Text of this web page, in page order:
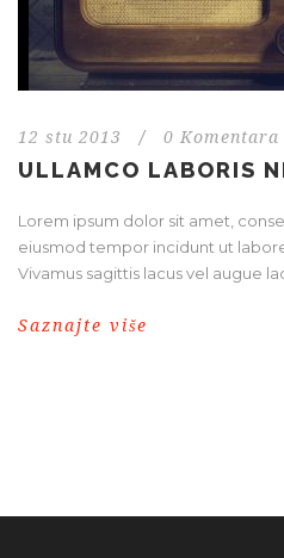
12 stu 2013 / 0 Komentara
ULLAMCO LABORIS
Lorem ipsum dolor sit amet,
eiusmod tempor incidunt ut
Vivamus sagittis lacus vel augue
Saznajte više